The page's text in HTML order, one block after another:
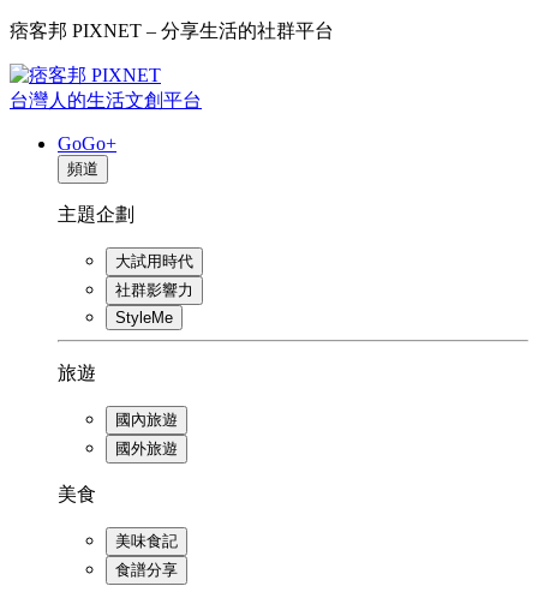
痞客邦 PIXNET – 分享生活的社群平台
台灣人的生活文創平台
GoGo+
頻道
主題企劃
大試用時代
社群影響力
StyleMe
旅遊
國內旅遊
國外旅遊
美食
美味食記
食譜分享